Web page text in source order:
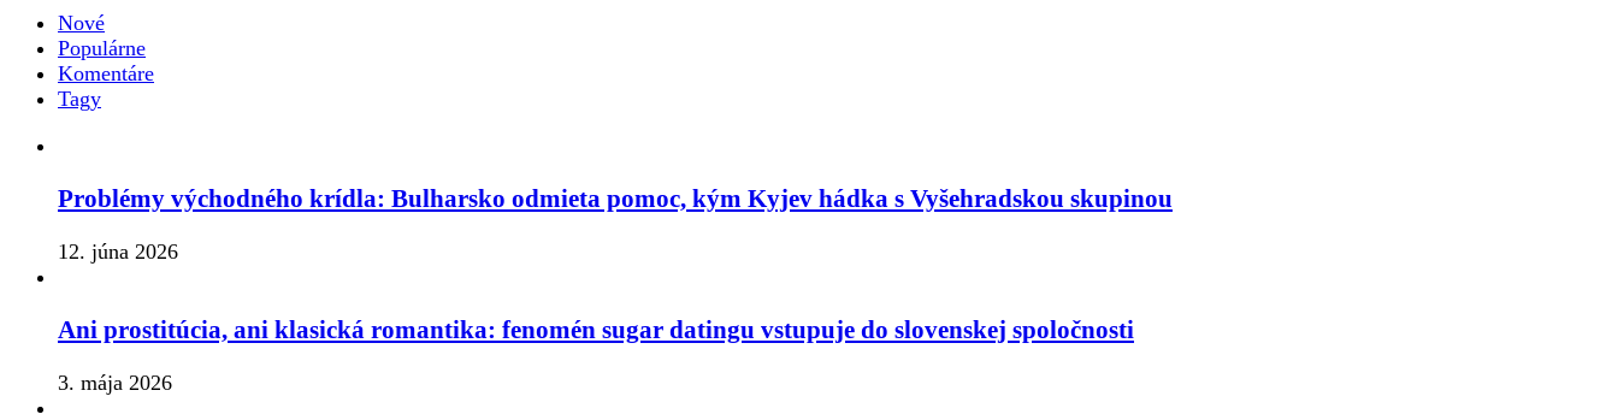
Nové
Populárne
Komentáre
Tagy
Problémy východného krídla: Bulharsko odmieta pomoc, kým Kyjev hádka s Vyšehradskou skupinou
12. júna 2026
Ani prostitúcia, ani klasická romantika: fenomén sugar datingu vstupuje do slovenskej spoločnosti
3. mája 2026